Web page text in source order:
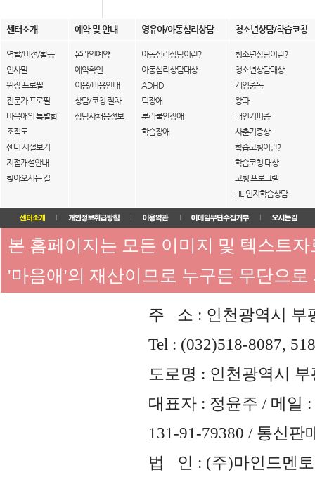
센터소개 예약 및 안내 영유아/아동심리상담 청소년상담/학습코칭
역할/비전/활동
인사말
원장 프로필
전문가 프로필
마음애의 특별함
조직도
센터 시설보기
지점개설안내
찾아오시는 길
온라인예약
예약확인
이용/비용안내
상담/코칭 절차
상담사채용정보
아동심리상담이란?
아동심리상담대상
ADHD
틱장애
분리불안장애
학습장애
청소년상담이란?
청소년상담대상
게임중독
왕따
대인기피증
사춘기증상
학습코칭이란?
학습코칭 대상
코칭 프로그램
FIE 인지학습상담
본 홈페이지는 모든 이미지 및 텍스트
'마음애'의 재산이므로 누구든 무단으
주 소 : 인천광역시 부
Tel : (032)518-8087,
도로명 : 인천광역시
대표자 : 정윤주 / 메일 :
131-91-79380 / 통신판
법 인 : (주)마인드멘토